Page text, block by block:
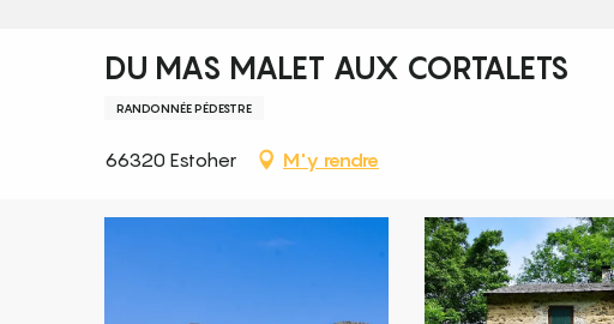
DU MAS MALET AUX CORTALETS
RANDONNÉE PÉDESTRE
66320 Estoher M'y rendre